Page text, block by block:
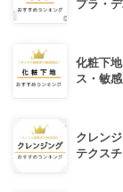
プラ・
化粧下
ス・敏
クレン
テクス